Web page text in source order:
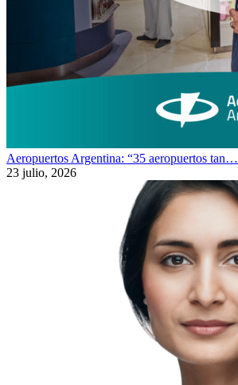
Aeropuertos Argentina: “35 aeropuertos tan…
23 julio, 2026